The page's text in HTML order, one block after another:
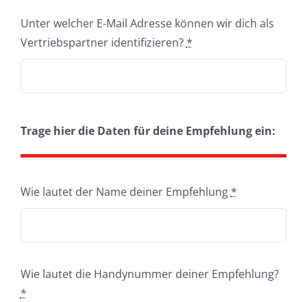
Unter welcher E-Mail Adresse können wir dich als
Vertriebspartner identifizieren?*
Trage hier die Daten für deine Empfehlung ein:
Wie lautet der Name deiner Empfehlung*
Wie lautet die Handynummer deiner Empfehlung?
*